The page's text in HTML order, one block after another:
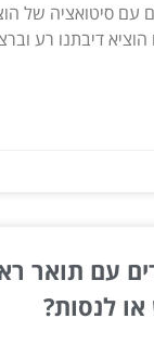
עם סיטואציה של
דיבתנו רע
עם תואר
לנסות?